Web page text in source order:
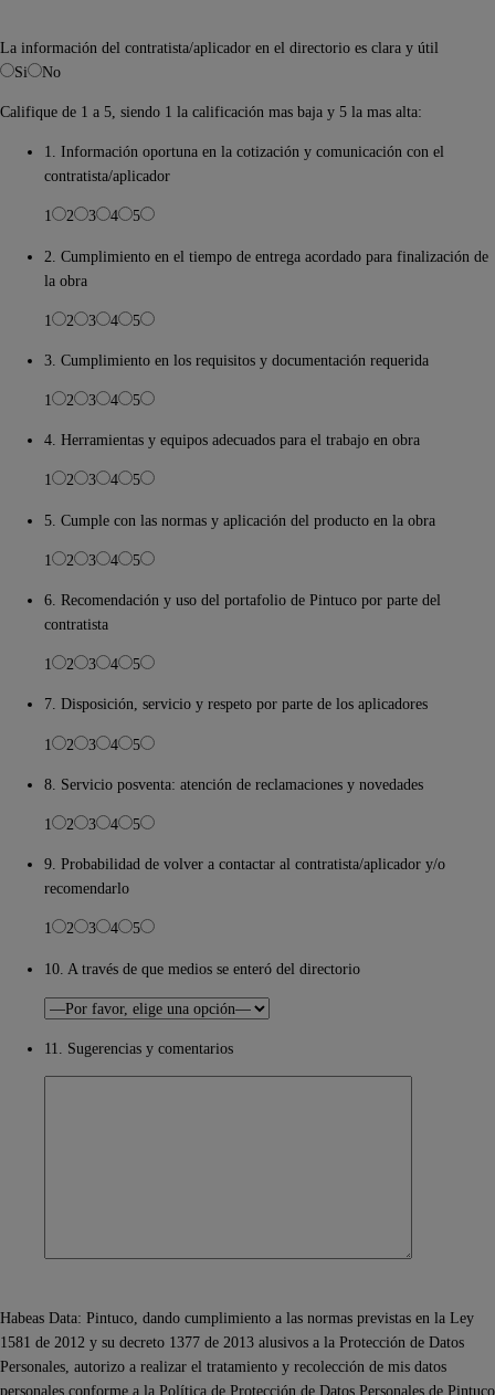
La información del contratista/aplicador en el directorio es clara y útil
Si
No
Califique de 1 a 5, siendo 1 la calificación mas baja y 5 la mas alta:
1. Información oportuna en la cotización y comunicación con el
contratista/aplicador
1 2 3 4 5
2. Cumplimiento en el tiempo de entrega acordado para finalización de
la obra
1 2 3 4 5
3. Cumplimiento en los requisitos y documentación requerida
1 2 3 4 5
4. Herramientas y equipos adecuados para el trabajo en obra
1 2 3 4 5
5. Cumple con las normas y aplicación del producto en la obra
1 2 3 4 5
6. Recomendación y uso del portafolio de Pintuco por parte del
contratista
1 2 3 4 5
7. Disposición, servicio y respeto por parte de los aplicadores
1 2 3 4 5
8. Servicio posventa: atención de reclamaciones y novedades
1 2 3 4 5
9. Probabilidad de volver a contactar al contratista/aplicador y/o
recomendarlo
1 2 3 4 5
10. A través de que medios se enteró del directorio
11. Sugerencias y comentarios
Habeas Data: Pintuco, dando cumplimiento a las normas previstas en la Ley
1581 de 2012 y su decreto 1377 de 2013 alusivos a la Protección de Datos
Personales, autorizo a realizar el tratamiento y recolección de mis datos
personales conforme a la Política de Protección de Datos Personales de Pintuco